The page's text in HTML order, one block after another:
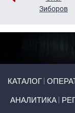
Зиборов
КАТАЛОГ
АНАЛИТИКА